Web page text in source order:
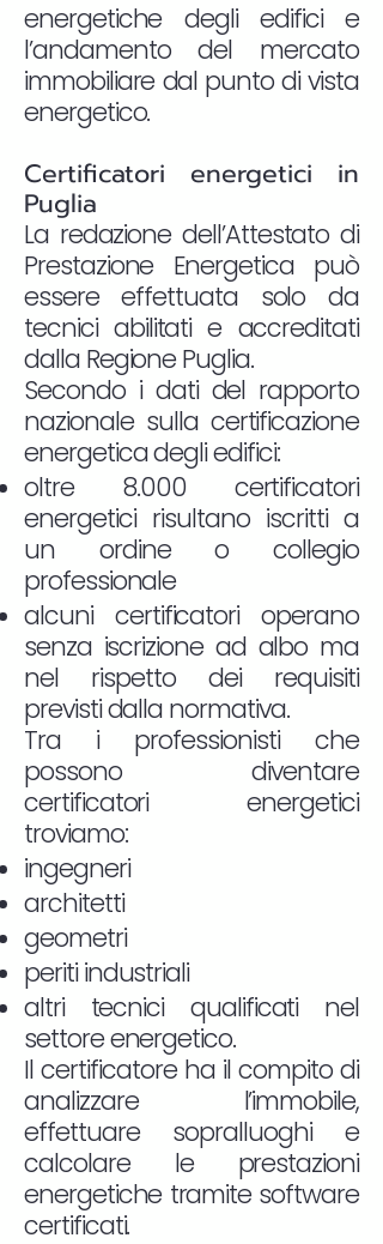
energetiche degli edifici e
l’andamento del mercato
immobiliare dal punto di vista
energetico.
Certificatori energetici in
Puglia
La redazione dell’Attestato di
Prestazione Energetica può
essere effettuata solo da
tecnici abilitati e accreditati
dalla Regione Puglia.
Secondo i dati del rapporto
nazionale sulla certificazione
energetica degli edifici:
oltre 8.000 certificatori
energetici risultano iscritti a
un ordine o collegio
professionale
alcuni certificatori operano
senza iscrizione ad albo ma
nel rispetto dei requisiti
previsti dalla normativa.
Tra i professionisti che
possono diventare
certificatori energetici
troviamo:
ingegneri
architetti
geometri
periti industriali
altri tecnici qualificati nel
settore energetico.
Il certificatore ha il compito di
analizzare l’immobile,
effettuare sopralluoghi e
calcolare le prestazioni
energetiche tramite software
certificati.